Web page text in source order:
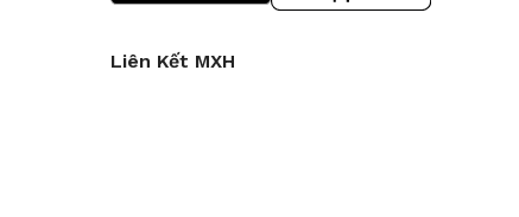
Liên Kết MXH